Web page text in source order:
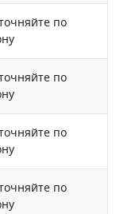
по
по
по
по